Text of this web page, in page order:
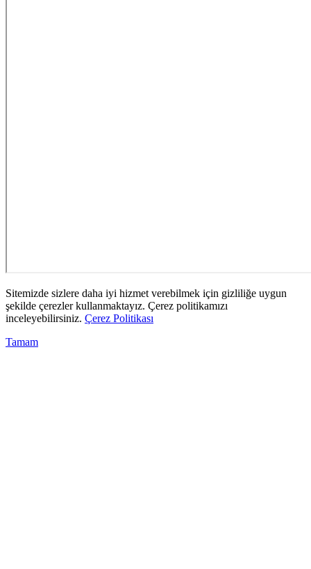
Sitemizde sizlere daha iyi hizmet verebilmek için gizliliğe uygun
şekilde çerezler kullanmaktayız. Çerez politikamızı
inceleyebilirsiniz. Çerez Politikası
Tamam